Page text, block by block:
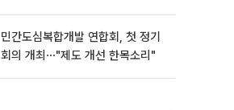
민간도심복합개발 연합회, 첫 정기
회의 개최⋯"제도 개선 한목소리"